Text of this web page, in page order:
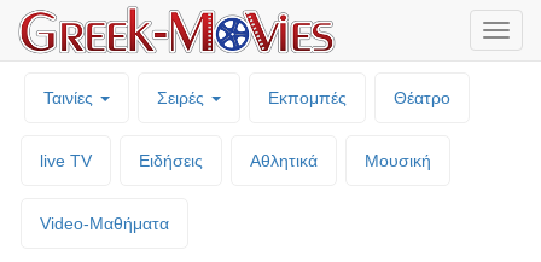
Ταινίες Σειρές Εκπομπές Θέατρο
live TV Ειδήσεις Αθλητικά Μουσική
Video-Mαθήματα